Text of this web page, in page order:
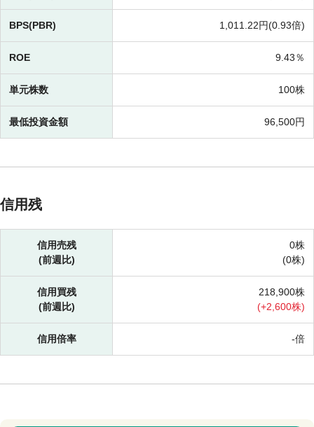
BPS(PBR) 1,011.22円(0.93倍)
ROE 9.43％
単元株数 100株
最低投資金額 96,500円
信用残
信用売残
(前週比)
0株
(0株)
信用買残
(前週比)
218,900株
(+2,600株)
信用倍率 -倍